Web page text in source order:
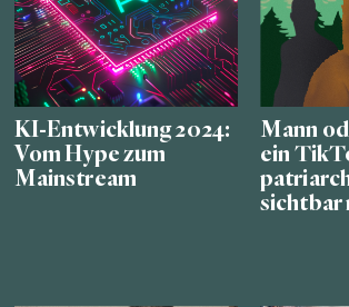
KI-Entwicklung 2024:
Vom Hype zum
Mainstream
Mann
ein
sichtbar